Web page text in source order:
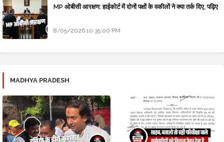
MP ओबीसी आरक्षण: हाईकोर्ट में दोनों पक्षों के वकीलों ने क्या तर्क दिए, पढ़िए
8/05/2026 10:35:00 PM
MADHYA PRADESH